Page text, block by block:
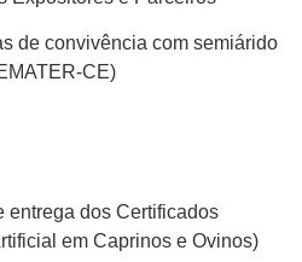
de convivência com semiárido
CE)
entrega dos Certificados
em Caprinos e Ovinos)